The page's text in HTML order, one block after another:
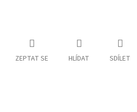
ZEPTAT SE HLÍDAT SDÍLET